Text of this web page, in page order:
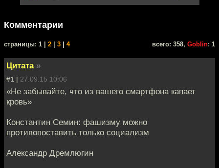
Комментарии
cтраницы: 1 | 2 3 4 всего: 358, Goblin: 1
Цитата »
#1 | 27.09.15 10:06
«Не забывайте, что из вашего смартфона капает
кровь»
Константин Семин: фашизму можно
противопоставить только социализм
Александр Дремлюгин